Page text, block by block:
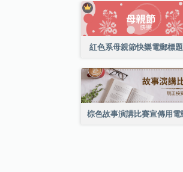
紅色系母親節快樂電郵標題